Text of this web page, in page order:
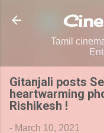
Tamil
Gitanjali posts
heartwarming
Rishikesh !
- March 10, 2021